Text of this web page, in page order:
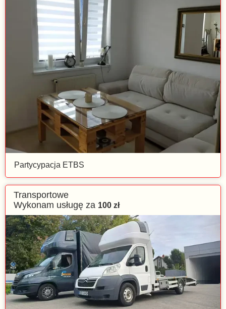
Partycypacja ETBS
Transportowe
Wykonam usługę za 100zł